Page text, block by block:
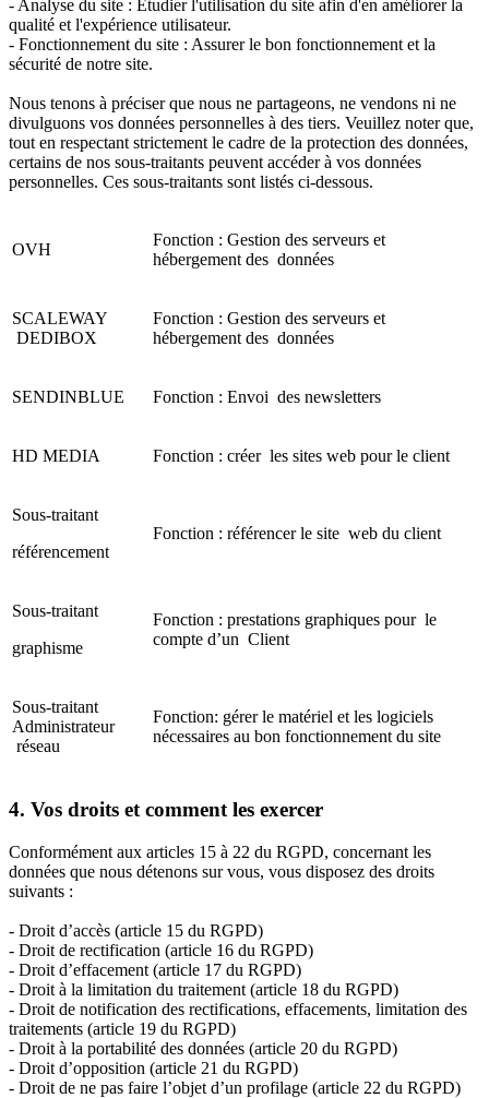
- Analyse du site : Étudier l'utilisation du site afin d'en améliorer la
qualité et l'expérience utilisateur.
- Fonctionnement du site : Assurer le bon fonctionnement et la
sécurité de notre site.
Nous tenons à préciser que nous ne partageons, ne vendons ni ne
divulguons vos données personnelles à des tiers. Veuillez noter que,
tout en respectant strictement le cadre de la protection des données,
certains de nos sous-traitants peuvent accéder à vos données
personnelles. Ces sous-traitants sont listés ci-dessous.
OVH
Fonction : Gestion des serveurs et
hébergement des données
SCALEWAY
DEDIBOX
Fonction : Gestion des serveurs et
hébergement des données
SENDINBLUE Fonction : Envoi des newsletters
HD MEDIA Fonction : créer les sites web pour le client
Sous-traitant
référencement
Fonction : référencer le site web du client
Sous-traitant
graphisme
Fonction : prestations graphiques pour le
compte d’un Client
Sous-traitant
Administrateur
réseau
Fonction: gérer le matériel et les logiciels
nécessaires au bon fonctionnement du site
4. Vos droits et comment les exercer
Conformément aux articles 15 à 22 du RGPD, concernant les
données que nous détenons sur vous, vous disposez des droits
suivants :
- Droit d’accès (article 15 du RGPD)
- Droit de rectification (article 16 du RGPD)
- Droit d’effacement (article 17 du RGPD)
- Droit à la limitation du traitement (article 18 du RGPD)
- Droit de notification des rectifications, effacements, limitation des
traitements (article 19 du RGPD)
- Droit à la portabilité des données (article 20 du RGPD)
- Droit d’opposition (article 21 du RGPD)
- Droit de ne pas faire l’objet d’un profilage (article 22 du RGPD)